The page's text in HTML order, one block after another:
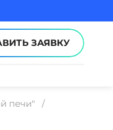
ЗАЯВКУ
печи"